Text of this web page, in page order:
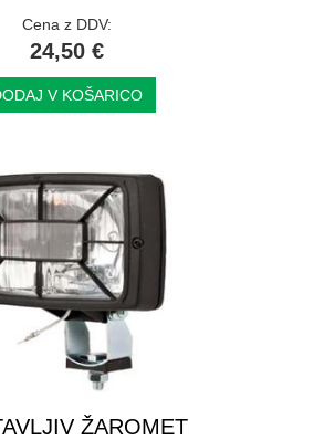
Cena z DDV:
24,50 €
V KOŠARICO
ŽAROMET